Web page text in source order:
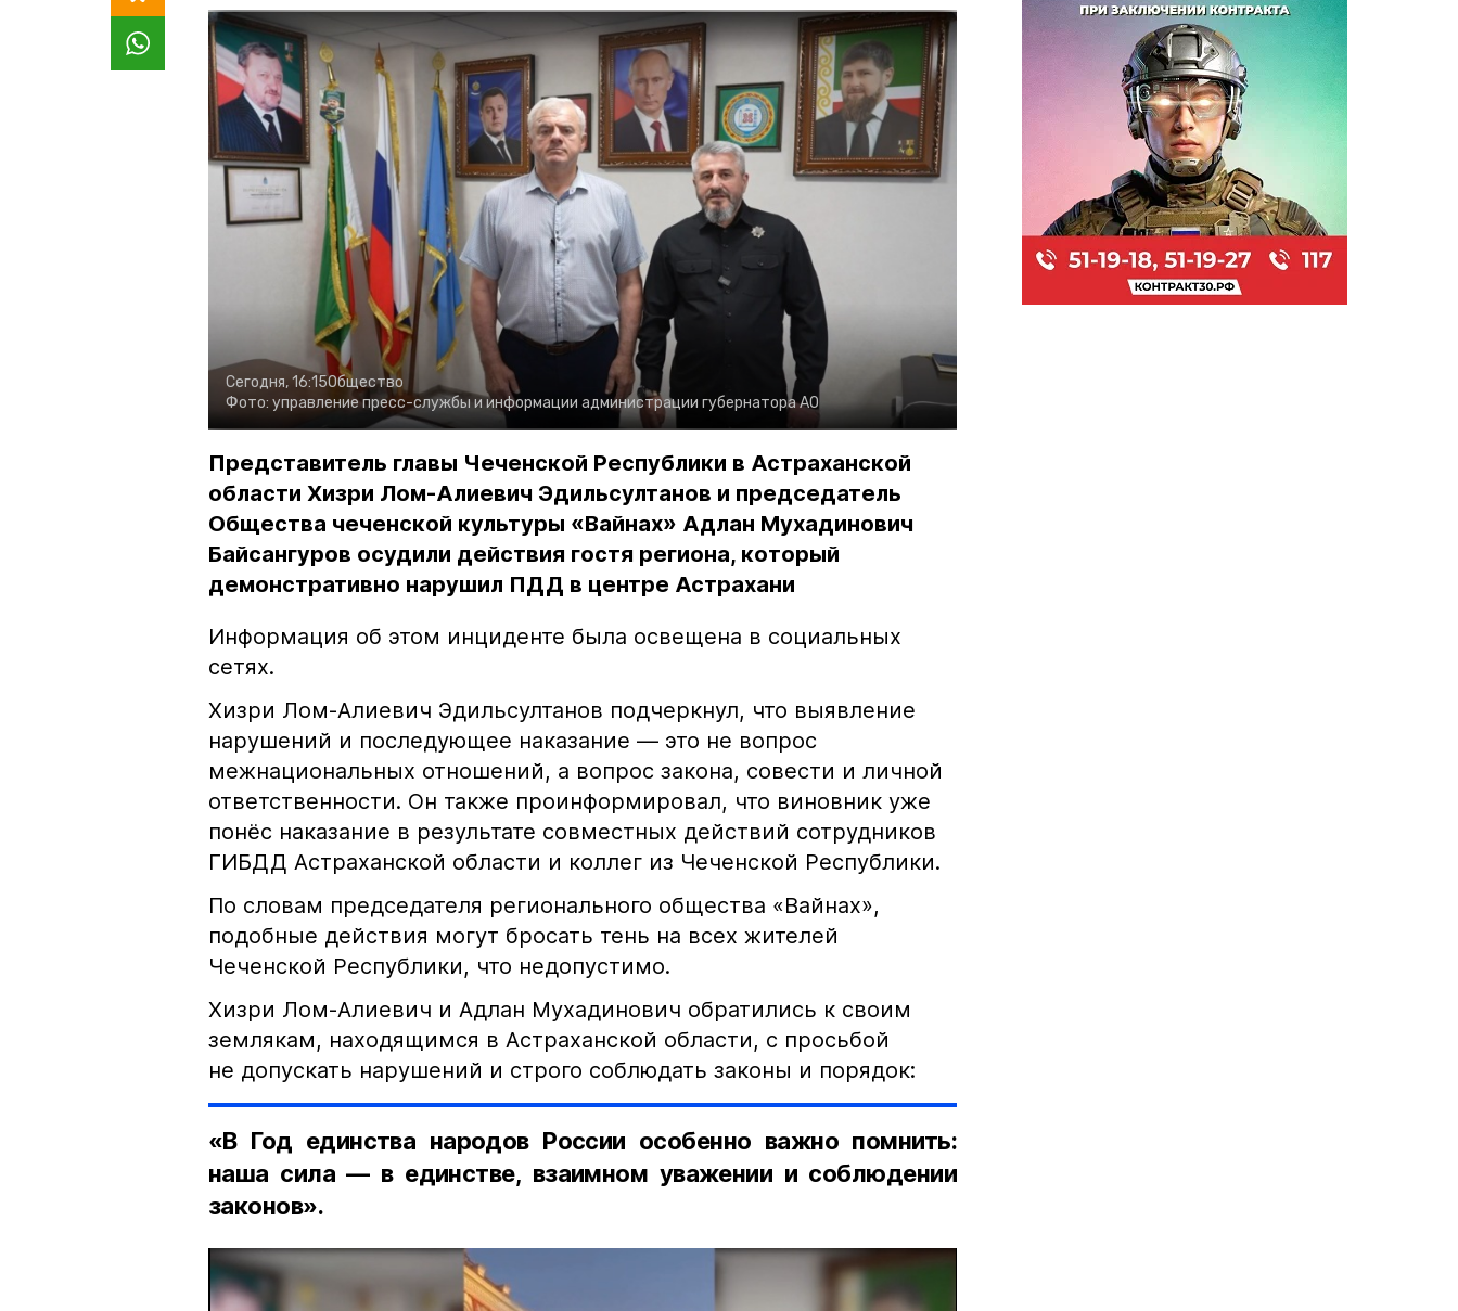
Сегодня, 16:15Общество
Фото: управление пресс-службы и информации администрации губернатора АО
Представитель главы Чеченской Республики в Астраханской
области Хизри Лом-Алиевич Эдильсултанов и председатель
Общества чеченской культуры «Вайнах» Адлан Мухадинович
Байсангуров осудили действия гостя региона, который
демонстративно нарушил ПДД в центре Астрахани
Информация об этом инциденте была освещена в социальных
сетях.
Хизри Лом-Алиевич Эдильсултанов подчеркнул, что выявление
нарушений и последующее наказание — это не вопрос
межнациональных отношений, а вопрос закона, совести и личной
ответственности. Он также проинформировал, что виновник уже
понёс наказание в результате совместных действий сотрудников
ГИБДД Астраханской области и коллег из Чеченской Республики.
По словам председателя регионального общества «Вайнах»,
подобные действия могут бросать тень на всех жителей
Чеченской Республики, что недопустимо.
Хизри Лом-Алиевич и Адлан Мухадинович обратились к своим
землякам, находящимся в Астраханской области, с просьбой
не допускать нарушений и строго соблюдать законы и порядок:
«В Год единства народов России особенно важно помнить:
наша сила — в единстве, взаимном уважении и соблюдении
законов».